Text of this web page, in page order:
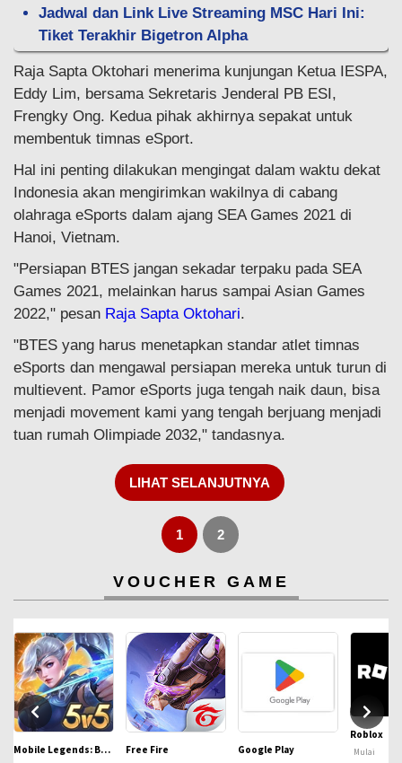
Jadwal dan Link Live Streaming MSC Hari Ini:
Tiket Terakhir Bigetron Alpha
Raja Sapta Oktohari menerima kunjungan Ketua IESPA,
Eddy Lim, bersama Sekretaris Jenderal PB ESI,
Frengky Ong. Kedua pihak akhirnya sepakat untuk
membentuk timnas eSport.
Hal ini penting dilakukan mengingat dalam waktu dekat
Indonesia akan mengirimkan wakilnya di cabang
olahraga eSports dalam ajang SEA Games 2021 di
Hanoi, Vietnam.
"Persiapan BTES jangan sekadar terpaku pada SEA
Games 2021, melainkan harus sampai Asian Games
2022," pesan Raja Sapta Oktohari.
"BTES yang harus menetapkan standar atlet timnas
eSports dan mengawal persiapan mereka untuk turun di
multievent. Pamor eSports juga tengah naik daun, bisa
menjadi movement kami yang tengah berjuang menjadi
tuan rumah Olimpiade 2032," tandasnya.
LIHAT SELANJUTNYA
1 2
VOUCHER GAME